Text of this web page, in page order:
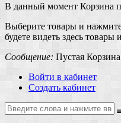
В данный момент Корзина
Выберите товары и
будете видеть здесь
Сообщение: Пустая Корзина
Войти в кабинет
Создать кабинет